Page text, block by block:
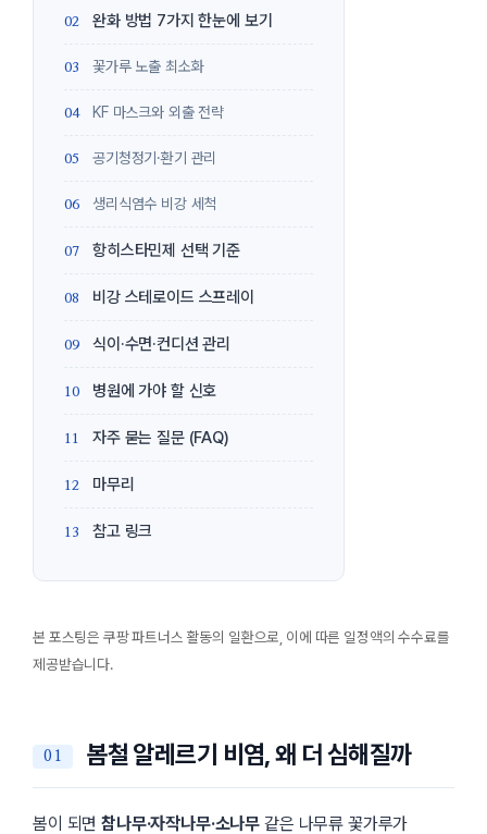
완화 방법 7가지 한눈에 보기
꽃가루 노출 최소화
KF 마스크와 외출 전략
공기청정기·환기 관리
생리식염수 비강 세척
항히스타민제 선택 기준
비강 스테로이드 스프레이
식이·수면·컨디션 관리
병원에 가야 할 신호
자주 묻는 질문 (FAQ)
마무리
참고 링크
본 포스팅은 쿠팡 파트너스 활동의 일환으로, 이에 따른 일정액의 수수료를
제공받습니다.
봄철 알레르기 비염, 왜 더 심해질까
봄이 되면참나무·자작나무·소나무 같은 나무류 꽃가루가